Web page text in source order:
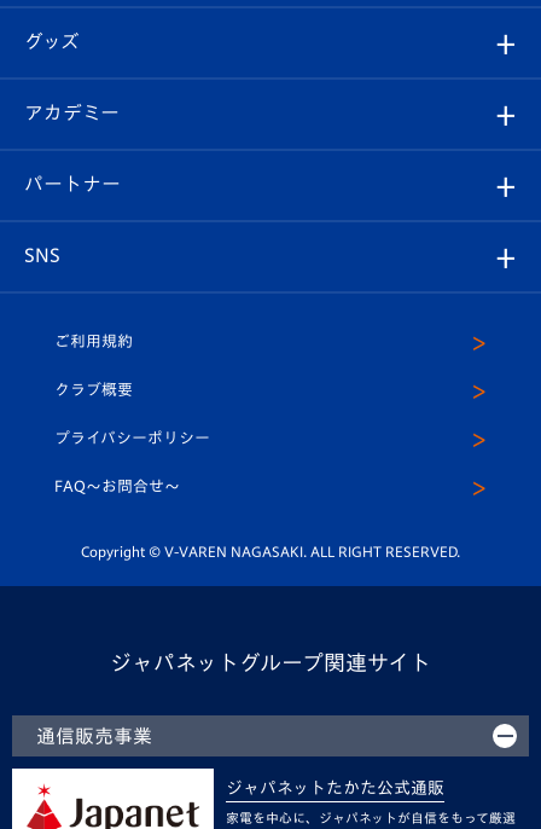
チケット
イベント
メディア
ホームタウン
スタッフプロフィール
マスコット紹介
平和祈念活動
ホームタウン活動
はじめての観戦ガイド
Revive Team
ヴィヴィくんの長崎おもてなしガイド
フォトギャラリー
スタジアムグルメ
チケット
V-LOVERS（ファンクラブ）
プレイヤーズスイート
グッズ
オンラインショップ
店舗情報
アカデミー
育成からのお知らせ
U-18
スクール
パートナー
SNS
ヴィヴィくんインスタグラム
公式LINE＠
ご利用規約
クラブ概要
プライバシーポリシー
FAQ〜お問合せ〜
Copyright © V-VAREN NAGASAKI. ALL RIGHT RESERVED.
ジャパネットグループ関連サイト
通信販売事業
ジャパネットたかた公式通販
家電を中心に、ジャパネットが自信をもって厳選